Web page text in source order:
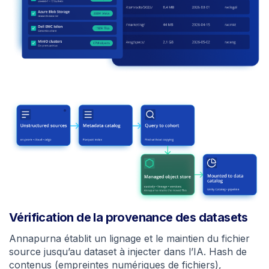
Vérification de la provenance des datasets
Annapurna établit un lignage et le maintien du fichier
source jusqu’au dataset à injecter dans l’IA. Hash de
contenus (empreintes numériques de fichiers),